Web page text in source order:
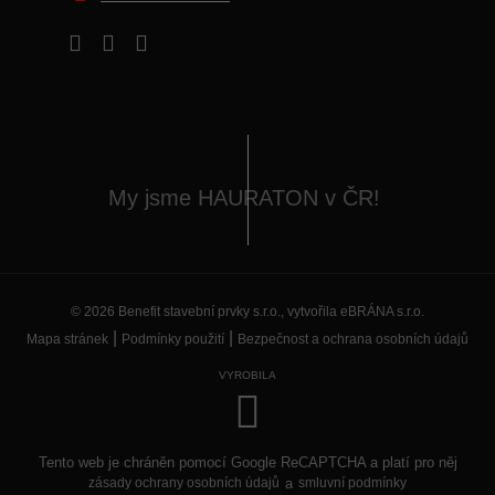
FacebookLinkedIn
My jsme HAURATON v ČR!
© 2026 Benefit stavební prvky s.r.o., vytvořila eBRÁNA s.r.o.
Mapa stránek
Podmínky použití Bezpečnost a ochrana osobních údajů
VYROBILA
Tento web je chráněn pomocí Google ReCAPTCHA a platí pro něj
zásady ochrany osobních údajů a smluvní podmínky